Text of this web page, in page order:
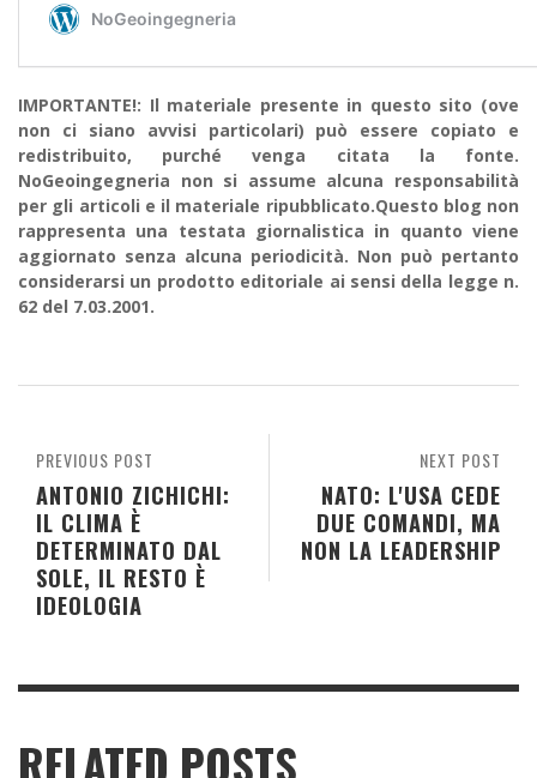
IMPORTANTE!: Il materiale presente in questo sito (ove
non ci siano avvisi particolari) può essere copiato e
redistribuito, purché venga citata la fonte.
NoGeoingegneria non si assume alcuna responsabilità
per gli articoli e il materiale ripubblicato.Questo blog non
rappresenta una testata giornalistica in quanto viene
aggiornato senza alcuna periodicità. Non può pertanto
considerarsi un prodotto editoriale ai sensi della legge n.
62 del 7.03.2001.
NEXT POST
NATO: L'USA CEDE
DUE COMANDI, MA
NON LA LEADERSHIP
PREVIOUS POST
ANTONIO ZICHICHI:
IL CLIMA È
DETERMINATO DAL
SOLE, IL RESTO È
IDEOLOGIA